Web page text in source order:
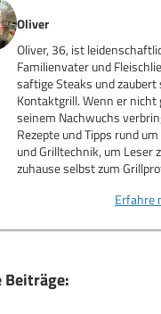
Oliver
Oliver, 36, ist
Familienvater und
saftige Steaks und zaubert
Kontaktgrill. Wenn er nicht
seinem Nachwuchs
Rezepte und Tipps rund
und Grilltechnik, um Leser
zuhause selbst zum
Erfahre
Beiträge: